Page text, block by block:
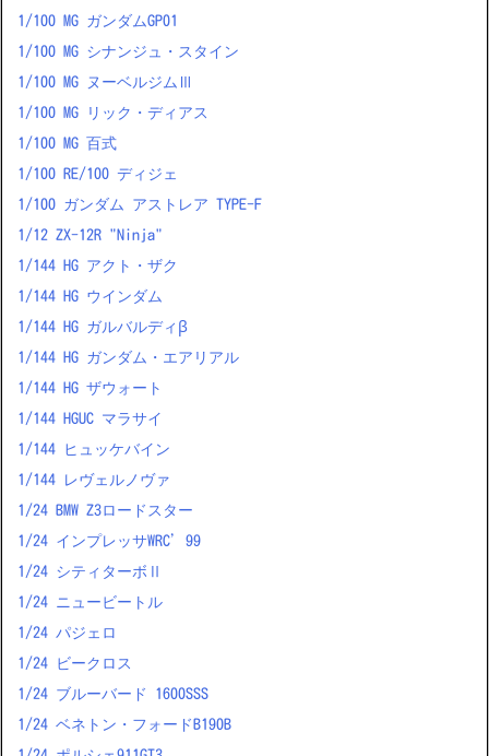
1/100 MG ガンダムGP01
1/100 MG シナンジュ・スタイン
1/100 MG ヌーベルジムⅢ
1/100 MG リック・ディアス
1/100 MG 百式
1/100 RE/100 ディジェ
1/100 ガンダム アストレア TYPE-F
1/12 ZX-12R "Ninja"
1/144 HG アクト・ザク
1/144 HG ウインダム
1/144 HG ガルバルディβ
1/144 HG ガンダム・エアリアル
1/144 HG ザウォート
1/144 HGUC マラサイ
1/144 ヒュッケバイン
1/144 レヴェルノヴァ
1/24 BMW Z3ロードスター
1/24 インプレッサWRC’99
1/24 シティターボⅡ
1/24 ニュービートル
1/24 パジェロ
1/24 ビークロス
1/24 ブルーバード 1600SSS
1/24 ベネトン・フォードB190B